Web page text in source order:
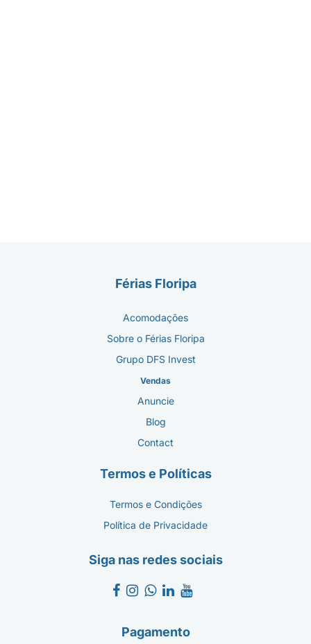
Férias Floripa
Acomodações
Sobre o Férias Floripa
Grupo DFS Invest
Vendas
Anuncie
Blog
Contact
Termos e Políticas
Termos e Condições
Política de Privacidade
Siga nas redes sociais
Pagamento